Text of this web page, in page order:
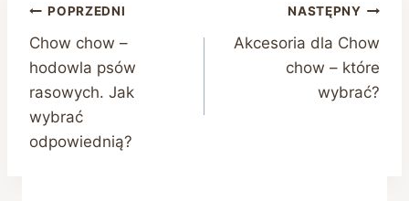
Nawigacja
wpisu
POPRZEDNI
Chow chow –
hodowla psów
rasowych. Jak
wybrać
odpowiednią?
NASTĘPNY
Akcesoria dla Chow
chow – które
wybrać?